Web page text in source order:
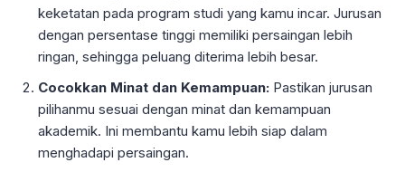
keketatan pada program studi yang kamu incar. Jurusan
dengan persentase tinggi memiliki persaingan lebih
ringan, sehingga peluang diterima lebih besar.
Cocokkan Minat dan Kemampuan: Pastikan jurusan
pilihanmu sesuai dengan minat dan kemampuan
akademik. Ini membantu kamu lebih siap dalam
menghadapi persaingan.